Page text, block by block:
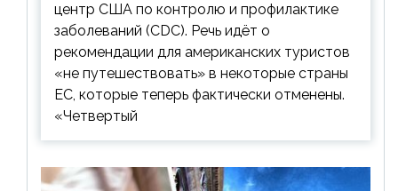
центр США по контролю и профилактике
заболеваний (CDC). Речь идёт о
рекомендации для американских туристов
«не путешествовать» в некоторые страны
ЕС, которые теперь фактически отменены.
«Четвертый